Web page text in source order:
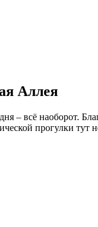
Аллея
– всё наоборот.
прогулки